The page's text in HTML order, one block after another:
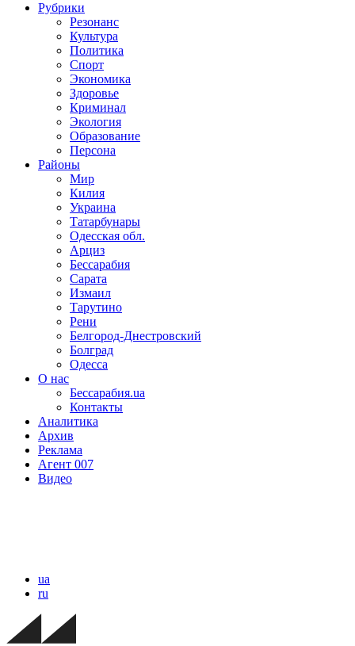
Рубрики
Резонанс
Культура
Политика
Спорт
Экономика
Здоровье
Криминал
Экология
Образование
Персона
Районы
Мир
Килия
Украина
Татарбунары
Одесская обл.
Арциз
Бессарабия
Сарата
Измаил
Тарутино
Рени
Белгород-Днестровский
Болград
Одесса
О нас
Бессарабия.ua
Контакты
Аналитика
Архив
Реклама
Агент 007
Видео
ua
ru